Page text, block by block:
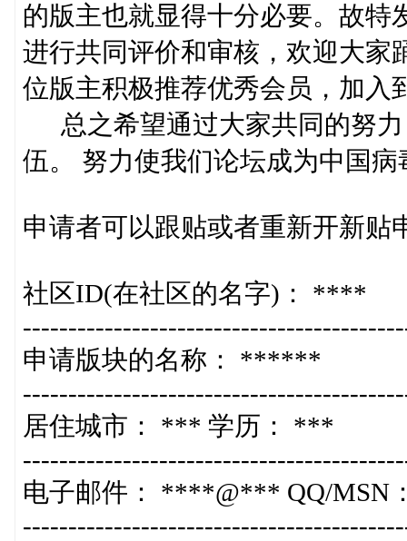
的版主也就显得十分必要。故特
进行共同评价和审核，欢迎大家
位版主积极推荐优秀会员，加入
总之希望通过大家共同的努力
伍。 努力使我们论坛成为中国
申请者可以跟贴或者重新开新贴
社区ID(在社区的名字)： ****
申请版块的名称： ******
居住城市： *** 学历： ***
电子邮件： ****@*** QQ/MSN